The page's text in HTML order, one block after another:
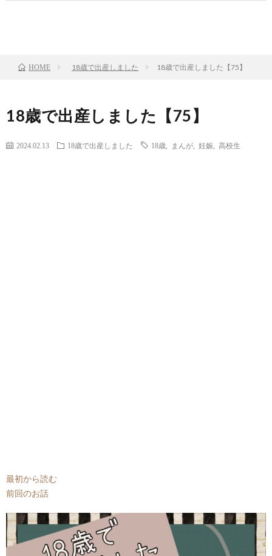
HOME 18歳で出産しました 18歳で出産しました【75】
18歳で出産しました【75】
2024.02.13 18歳で出産しました 18歳 まんが 妊娠 高校生
最初から読む
前回のお話